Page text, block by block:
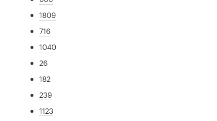
1809
716
1040
26
182
239
1123